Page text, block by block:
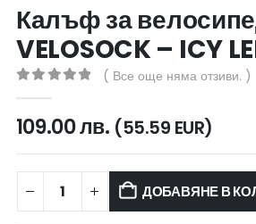
Калъф за
VELOSOCK – ICY
( Все още няма отзиви. )
109.00лв. (55.59 EUR)
ДОБАВЯНЕ В